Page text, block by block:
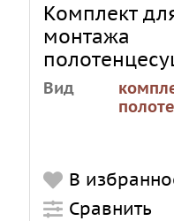
Комплект
монтажа
TERA
Вид
В
Сравнить